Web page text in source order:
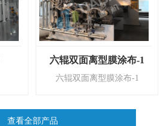
六辊双面离型膜涂布-1
六辊双面离型膜涂布-1
查看全部产品